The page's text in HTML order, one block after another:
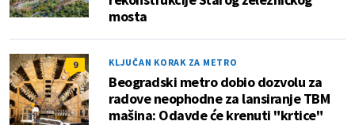
mosta
9 KLJUČAN KORAK ZA METRO
Beogradski metro dobio dozvolu za
radove neophodne za lansiranje TBM
mašina: Odavde će krenuti "krtice"